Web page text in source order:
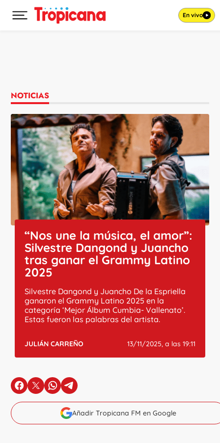
Desplegar menú principal En vivo
NOTICIAS
“Nos une la música, el amor”:
Silvestre Dangond y Juancho
tras ganar el Grammy Latino
2025
Silvestre Dangond y Juancho De la Espriella
ganaron el Grammy Latino 2025 en la
categoría ‘Mejor Álbum Cumbia- Vallenato’.
Estas fueron las palabras del artista.
JULIÁN CARREÑO 13/11/2025, a las 19:11
en Facebook
en Xen Whatsapp
en Telegram
Añadir Tropicana FM en Google